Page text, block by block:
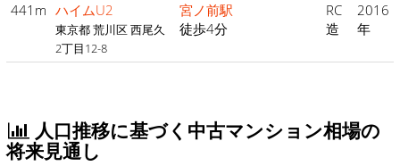
441m ハイムU2
東京都 荒川区 西尾久
2丁目12-8
宮ノ前駅
徒歩4分
RC
造
2016
年
人口推移に基づく中古マンション相場の
将来見通し